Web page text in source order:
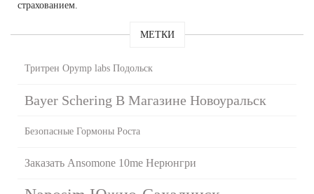
страхованием.
МЕТКИ
Тритрен Opymp labs Подольск
Bayer Schering В Магазине Новоуральск
Безопасные Гормоны Роста
Заказать Ansomone 10me Нерюнгри